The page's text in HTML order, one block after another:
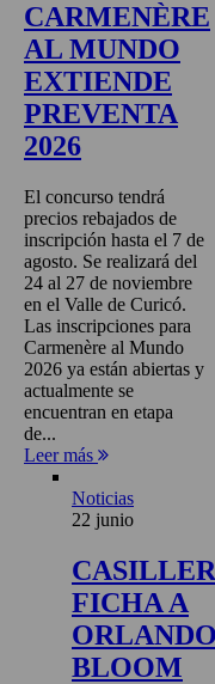
CARMENÈRE
AL MUNDO
EXTIENDE
PREVENTA
2026
El concurso tendrá
precios rebajados de
inscripción hasta el 7 de
agosto. Se realizará del
24 al 27 de noviembre
en el Valle de Curicó.
Las inscripciones para
Carmenère al Mundo
2026 ya están abiertas y
actualmente se
encuentran en etapa
de...
Leer más
Noticias
22 junio
FICHA A
BLOOM